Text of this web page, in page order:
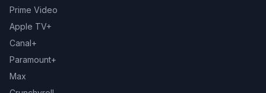
Prime Video
Apple TV+
Canal+
Paramount+
Max